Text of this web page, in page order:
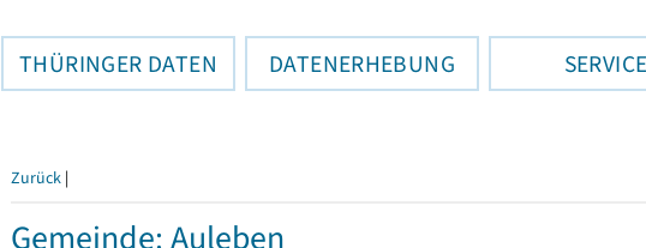
THÜRINGER DATEN DATENERHEBUNG SERVICE
Zurück |
Gemeinde: Auleben